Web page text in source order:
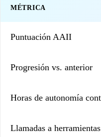
MÉTRICA
Puntuación AAII
Progresión vs. anterior
Horas de autonomía
Llamadas a